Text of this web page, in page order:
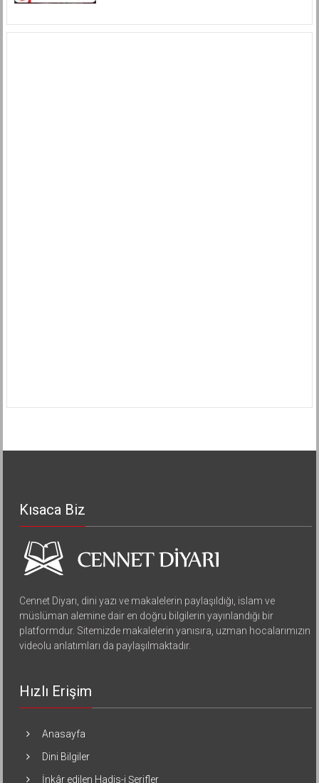
İtham
Kısaca Biz
Cennet Diyarı, dini yazı ve makalelerin paylaşıldığı, islam ve
müslüman alemine dair en doğru bilgilerin yayınlandığı bir
platformdur. Sitemizde makalelerin yanısıra, uzman hocalarımızın
videolu anlatımları da paylaşılmaktadır.
Hızlı Erişim
Anasayfa
Dini Bilgiler
İnkâr edilen Hadis-i Şerifler